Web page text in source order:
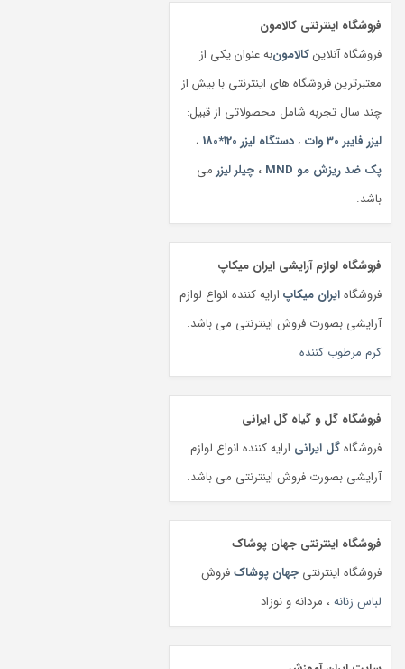
فروشگاه اینترنتی کالامون
فروشگاه آنلاینکالامونبه عنوان یکی از
معتبرترین فروشگاه های اینترنتی با بیش از
چند سال تجربه شامل محصولاتی از قبیل:
لیزر فایبر 30 وات
، دستگاه لیزر 120*180
،
پک ضد ریزش مو MND
، چیلر لیزر می
باشد.
فروشگاه لوازم آرایشی ایران میکاپ
فروشگاهایران میکاپ ارایه کننده انواع لوازم
آرایشی بصورت فروش اینترنتی می باشد.
کرم مرطوب کننده
فروشگاه گل و گیاه گل ایرانی
فروشگاهگل ایرانی ارایه کننده انواع لوازم
آرایشی بصورت فروش اینترنتی می باشد.
فروشگاه اینترنتی جهان پوشاک
فروشگاه اینترنتی جهان پوشاکفروش
لباس زنانه ، مردانه و نوزاد